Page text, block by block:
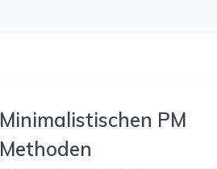
Minimalistischen PM
Methoden